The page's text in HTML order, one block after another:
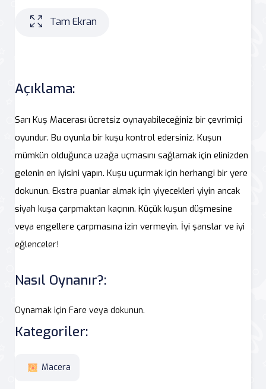
Tam Ekran
Açıklama:
Sarı Kuş Macerası ücretsiz oynayabileceğiniz bir çevrimiçi
oyundur. Bu oyunla bir kuşu kontrol edersiniz. Kuşun
mümkün olduğunca uzağa uçmasını sağlamak için elinizden
gelenin en iyisini yapın. Kuşu uçurmak için herhangi bir yere
dokunun. Ekstra puanlar almak için yiyecekleri yiyin ancak
siyah kuşa çarpmaktan kaçının. Küçük kuşun düşmesine
veya engellere çarpmasına izin vermeyin. İyi şanslar ve iyi
eğlenceler!
Nasıl Oynanır?:
Oynamak için Fare veya dokunun.
Kategoriler:
Macera